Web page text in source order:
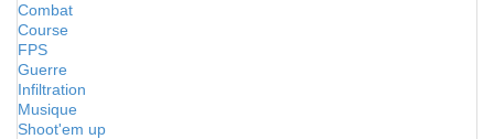
Combat
Course
FPS
Guerre
Infiltration
Musique
Shoot'em up